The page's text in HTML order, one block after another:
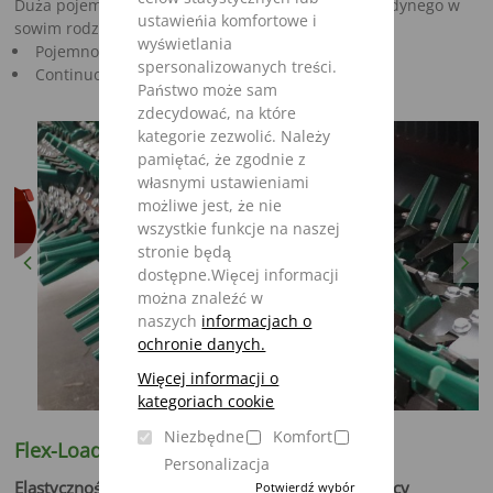
ustawieńia komfortowe i
wyświetlania
spersonalizowanych treści.
Państwo może sam
zdecydować, na które
kategorie zezwolić. Należy
pamiętać, że zgodnie z
własnymi ustawieniami
możliwe jest, że nie
wszystkie funkcje na naszej
stronie będą
dostępne.Więcej informacji
można znaleźć w
naszych informacjach o
ochronie danych.
Więcej informacji o
kategoriach cookie
Niezbędne
Komfort
Personalizacja
Potwierdź wybór
Duża pojemność i niezwykła zwinność za sprawą jedynego w
sowim rodzaju Systemu.
Pojemność 32 - 42 m³
Continuous-Flow-Agregat
Previous
Flex-Load Pick-up (opcja)
Elastyczność załadunku – oszczędność czasu i pracy